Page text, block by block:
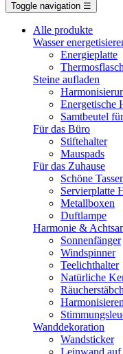
Toggle navigation ☰
Alle produkte
Wasser
Energieplatte​
Steine aufladen
Energetische
Samtbeutel
Für das Büro
Stiftehalter
Mauspads
Für das Zuhause
Schöne
Servierplatte
Metallboxen
Duftlampe
Harmonie &
Sonnenfänger
Windspinner
Teelichthalter
Natürliche
Wanddekoration
Wandsticker
Leinwand